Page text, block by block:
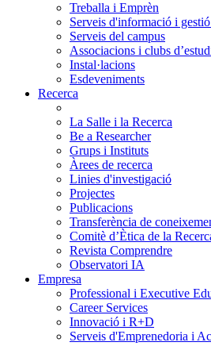
Treballa i Emprèn
Serveis d'informació i
Serveis del campus
Associacions i clubs
Instal·lacions
Esdeveniments
Recerca
La Salle i la Recerca
Be a Researcher
Grups i Instituts
Àrees de recerca
Linies d'investigació
Projectes
Publicacions
Transferència de
Comitè d’Ètica de la
Revista Comprendre
Observatori IA
Empresa
Professional i Executive
Career Services
Innovació i R+D
Serveis d'Emprenedoria i